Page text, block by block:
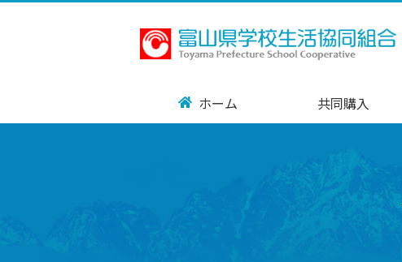
ホーム 共同購入